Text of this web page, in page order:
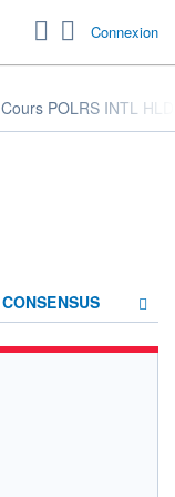
Connexion
Cours POLRS INTL
CONSENSUS